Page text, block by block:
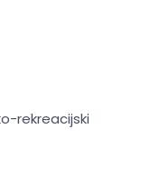
rekreacijski